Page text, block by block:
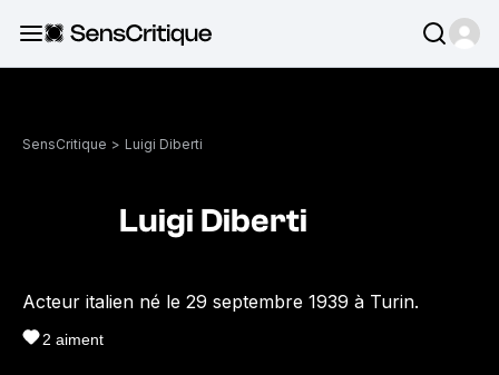
SensCritique > Luigi Diberti
Luigi Diberti
Acteur italien né le 29 septembre 1939 à Turin.
2 aiment